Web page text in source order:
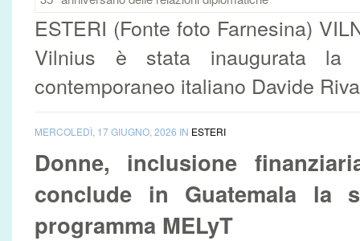
ESTERI (Fonte foto Farnesina)
Vilnius è stata inaugurata la
contemporaneo italiano Davide
MERCOLEDÌ, 17 GIUGNO, 2026 IN ESTERI
Donne, inclusione
conclude in Guatemala la
programma MELyT